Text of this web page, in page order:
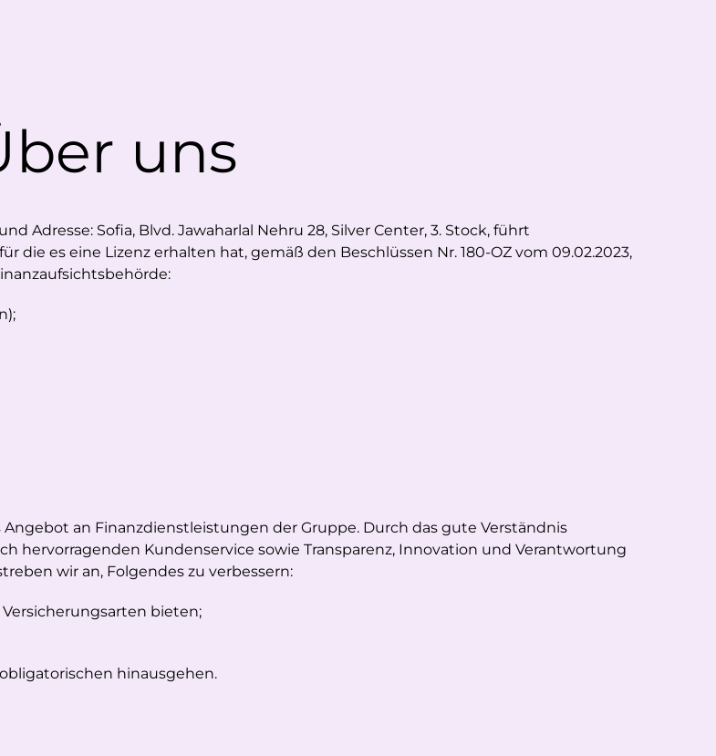
uns
Adresse: Sofia, Blvd. Jawaharlal Nehru 28, Silver Center, 3. Stock, führt
die es eine Lizenz erhalten hat, gemäß den Beschlüssen Nr. 180-OZ vom 09.02.2023,
an Finanzdienstleistungen der Gruppe. Durch das gute Verständnis
hervorragenden Kundenservice sowie Transparenz, Innovation und Verantwortung
wir an, Folgendes zu verbessern:
bieten;
hinausgehen.